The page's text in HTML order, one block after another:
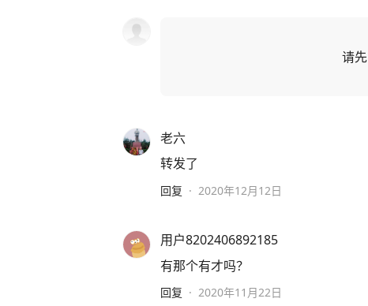
请先
老六
转发了
回复 · 2020年12月12日
用户8202406892185
有那个有才吗？
回复 · 2020年11月22日